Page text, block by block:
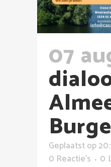
07
Geplaatst op
0 Reactie's
0